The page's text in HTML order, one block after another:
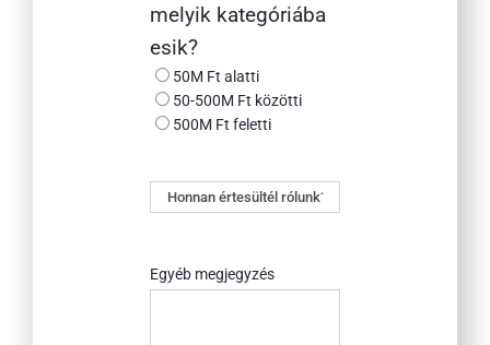
melyik kategóriába
esik?
50M Ft alatti
50-500M Ft közötti
500M Ft feletti
Honnan
értesültél
Egyéb megjegyzés